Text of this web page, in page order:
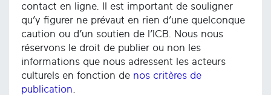
contact en ligne. Il est important de souligner
qu’y figurer ne prévaut en rien d’une quelconque
caution ou d’un soutien de l’ICB. Nous nous
réservons le droit de publier ou non les
informations que nous adressent les acteurs
culturels en fonction de nos critères de
publication